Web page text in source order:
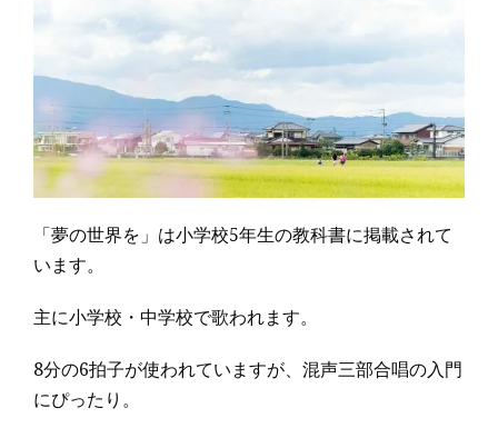
「夢の世界を」は小学校5年生の教科書に掲載されて
います。
主に小学校・中学校で歌われます。
8分の6拍子が使われていますが、混声三部合唱の入門
にぴったり。